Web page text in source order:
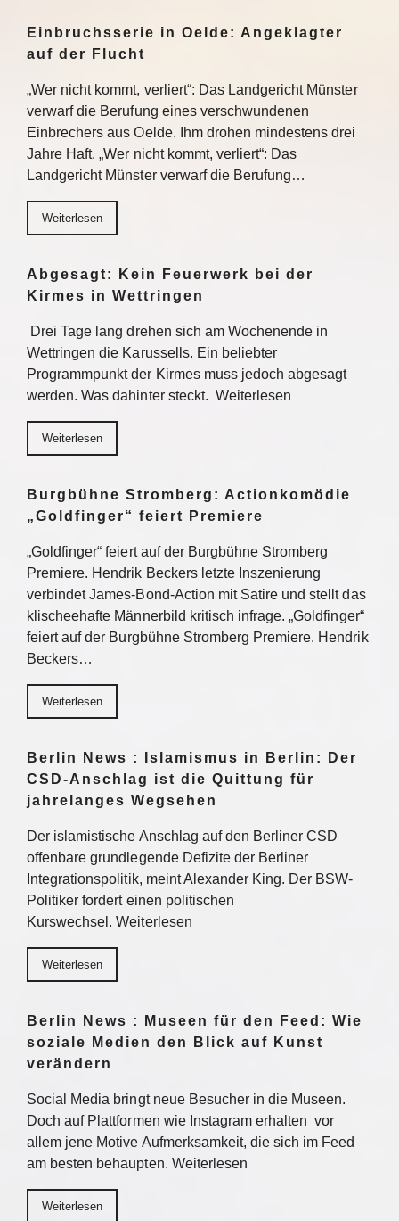
Einbruchsserie in Oelde: Angeklagter
auf der Flucht
„Wer nicht kommt, verliert“: Das Landgericht Münster
verwarf die Berufung eines verschwundenen
Einbrechers aus Oelde. Ihm drohen mindestens drei
Jahre Haft. „Wer nicht kommt, verliert“: Das
Landgericht Münster verwarf die Berufung…
Weiterlesen
Abgesagt: Kein Feuerwerk bei der
Kirmes in Wettringen
Drei Tage lang drehen sich am Wochenende in
Wettringen die Karussells. Ein beliebter
Programmpunkt der Kirmes muss jedoch abgesagt
werden. Was dahinter steckt. Weiterlesen
Weiterlesen
Burgbühne Stromberg: Actionkomödie
„Goldfinger“ feiert Premiere
„Goldfinger“ feiert auf der Burgbühne Stromberg
Premiere. Hendrik Beckers letzte Inszenierung
verbindet James-Bond-Action mit Satire und stellt das
klischeehafte Männerbild kritisch infrage. „Goldfinger“
feiert auf der Burgbühne Stromberg Premiere. Hendrik
Beckers…
Weiterlesen
Berlin News : Islamismus in Berlin: Der
CSD-Anschlag ist die Quittung für
jahrelanges Wegsehen
Der islamistische Anschlag auf den Berliner CSD
offenbare grundlegende Defizite der Berliner
Integrationspolitik, meint Alexander King. Der BSW-
Politiker fordert einen politischen
Kurswechsel. Weiterlesen
Weiterlesen
Berlin News : Museen für den Feed: Wie
soziale Medien den Blick auf Kunst
verändern
Social Media bringt neue Besucher in die Museen.
Doch auf Plattformen wie Instagram erhalten vor
allem jene Motive Aufmerksamkeit, die sich im Feed
am besten behaupten. Weiterlesen
Weiterlesen